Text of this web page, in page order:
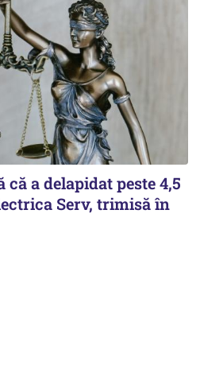
a delapidat peste 4,5
Serv, trimisă în